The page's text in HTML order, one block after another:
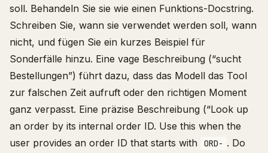
soll. Behandeln Sie sie wie einen Funktions-Docstring.
Schreiben Sie, wann sie verwendet werden soll, wann
nicht, und fügen Sie ein kurzes Beispiel für
Sonderfälle hinzu. Eine vage Beschreibung (“sucht
Bestellungen”) führt dazu, dass das Modell das Tool
zur falschen Zeit aufruft oder den richtigen Moment
ganz verpasst. Eine präzise Beschreibung (“Look up
an order by its internal order ID. Use this when the
user provides an order ID that starts with
ORD- . Do